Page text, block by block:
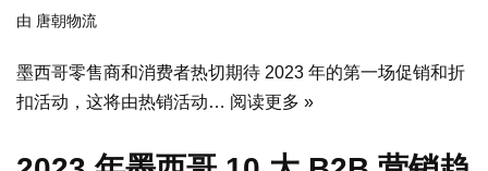
由 唐朝物流
墨西哥零售商和消费者热切期待 2023 年的第一场促销和折
扣活动，这将由热销活动… 阅读更多 »